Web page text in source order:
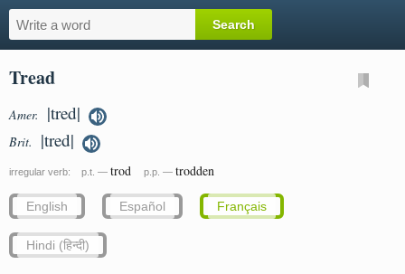
Tread
Amer. |tred|
Brit. |tred|
irregular verb: p.t. — trod p.p. — trodden
English Español Français
Hindi (हिन्दी)